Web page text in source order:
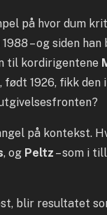
på hvor dum
– og siden
til kordirigentene
, født 1926, fikk den
på kontekst.
, og Peltz – som i
blir resultatet